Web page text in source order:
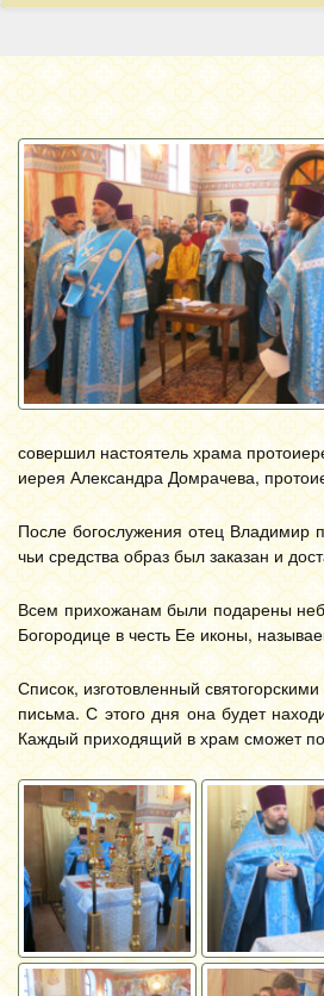
совершил настоятель храма
иерея Александра Домрачева,
После богослужения отец Владимир
чьи средства образ был заказан и
Всем прихожанам были подарены
Богородице в честь Ее иконы,
Список, изготовленный
письма. С этого дня она будет
Каждый приходящий в храм сможет